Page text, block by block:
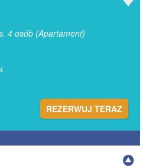
4 osób (Apartament)
REZERWUJ TERAZ